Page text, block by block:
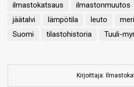
ilmastokatsaus
ilmastonmuutos
jäätalvi
lämpötila leuto
Suomi
tilastohistoria Tuuli-
Kirjoittaja: